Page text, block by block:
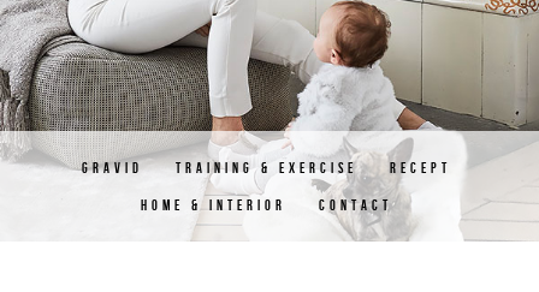
GRAVID TRAINING & EXERCISE RECEPT
HOME & INTERIOR CONTACT